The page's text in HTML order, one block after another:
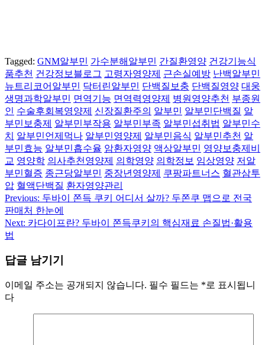
Tagged: GNM알부민 가수분해알부민 간질환영양 건강기능식
품추천 건강정보블로그 고령자영양제 근손실예방 난백알부민
뉴트리코어알부민 닥터린알부민 단백질보충 단백질영양 대웅
생명과학알부민 면역기능 면역력영양제 병원영양추천 부종원
인 수술후회복영양제 신장질환주의 알부민 알부민단백질 알
부민보충제 알부민부작용 알부민부족 알부민섭취법 알부민수
치
알부민언제먹나 알부민영양제 알부민음식 알부민추천 알
부민효능 알부민흡수율 암환자영양 액상알부민 영양보충제비
교 영양학 의사추천영양제 의학영양 의학정보 임상영양 저알
부민혈증 종근당알부민 중장년영양제 쿠팡파트너스 혈관삼투
압 혈액단백질 환자영양관리
글
탐
색
Previous: 두바이 쫀득 쿠키 어디서 살까? 두쫀쿠 맵으로 전국
판매처 한눈에
Next: 카다이프란? 두바이 쫀득쿠키의 핵심재료 손질법·활용
법
답글 남기기
이메일 주소는 공개되지 않습니다. 필수 필드는 *로 표시됩니
다